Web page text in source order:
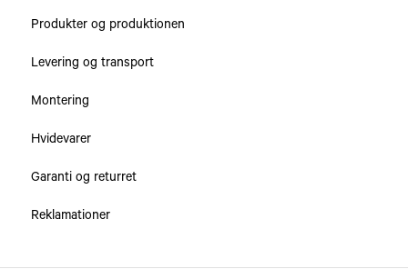
Produkter og produktionen
Levering og transport
Montering
Hvidevarer
Garanti og returret
Reklamationer